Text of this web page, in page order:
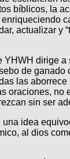
bíblicos, la
actualizar y
dirige
de
las
sin ser
idea
al dios